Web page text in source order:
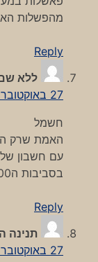
מהפשלות
Reply
ללא
27 באוקטובר 2007 בשעה 23:10
חשמל
האמת שרק
בסביבות ה700)
Reply
תנינה
27 באוקטובר 2007 בשעה 23:10